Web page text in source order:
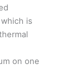
is
on one